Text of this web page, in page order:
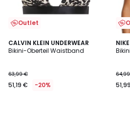
Outlet
CALVIN KLEIN UNDERWEAR
Bikini-Oberteil Waistband
63,99 €
51,19 € -20%
NIKE